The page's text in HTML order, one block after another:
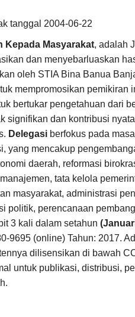
tanggal 2004-06-22
Kepada Masyarakat, adalah
dan menyebarluaskan
oleh STIA Bina Banua
mempromosikan pemikiran
bertukar pengetahuan dari
signifikan dan kontribusi
Delegasi berfokus pada
yang mencakup
daerah, reformasi
tata kelola
masyarakat, administrasi
politik, perencanaan
3 kali dalam setahun
9695 (online) Tahun: 2017.
dilisensikan di bawah
untuk publikasi, distribusi,